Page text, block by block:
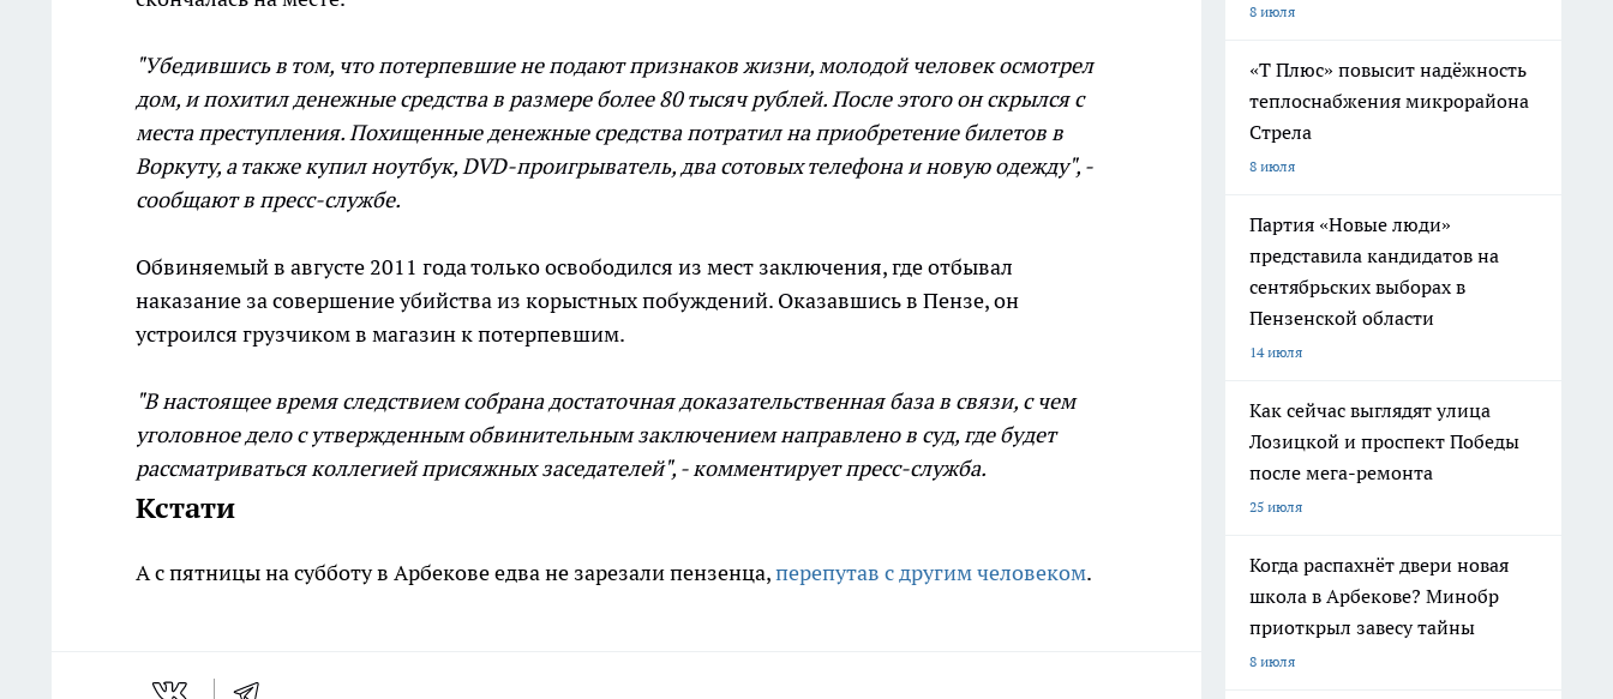
"Убедившись в том, что потерпевшие не подают признаков жизни, молодой человек осмотрел
дом, и похитил денежные средства в размере более 80 тысяч рублей. После этого он скрылся с
места преступления. Похищенные денежные средства потратил на приобретение билетов в
Воркуту, а также купил ноутбук, DVD-проигрыватель, два сотовых телефона и новую одежду", -
сообщают в пресс-службе.
Обвиняемый в августе 2011 года только освободился из мест заключения, где отбывал
наказание за совершение убийства из корыстных побуждений. Оказавшись в Пензе, он
устроился грузчиком в магазин к потерпевшим.
"В настоящее время следствием собрана достаточная доказательственная база в связи, с чем
уголовное дело с утвержденным обвинительным заключением направлено в суд, где будет
рассматриваться коллегией присяжных заседателей", - комментирует пресс-служба.
Кстати
А с пятницы на субботу в Арбекове едва не зарезали пензенца,перепутав с другим человеком.
8 июля
«Т Плюс» повысит надёжность
теплоснабжения микрорайона
Стрела
8 июля
Партия «Новые люди»
представила кандидатов на
сентябрьских выборах в
Пензенской области
14 июля
Как сейчас выглядят улица
Лозицкой и проспект Победы
после мега-ремонта
25 июля
Когда распахнёт двери новая
школа в Арбекове? Минобр
приоткрыл завесу тайны
8 июля